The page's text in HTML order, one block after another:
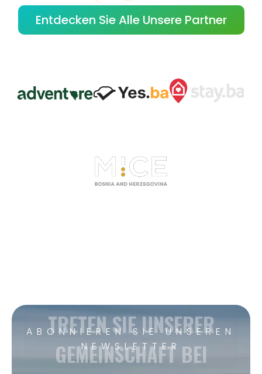
Entdecken Sie Alle Unsere Partner
ABONNIEREN SIE UNSEREN
NEWSLETTER
TRETEN SIE UNSERER
GEMEINSCHAFT BEI